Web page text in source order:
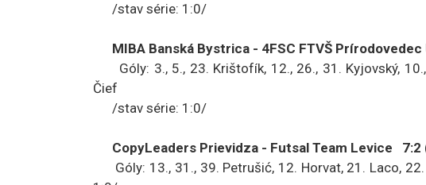
/stav série: 1:0/
MIBA Banská Bystrica - 4FSC FTVŠ Prírodovedec
Góly: 3., 5., 23. Krištofík, 12., 26., 31. Kyjovský,
Čief
/stav série: 1:0/
CopyLeaders Prievidza - Futsal Team Levice 7:2
Góly: 13., 31., 39. Petrušić, 12. Horvat, 21. Laco,